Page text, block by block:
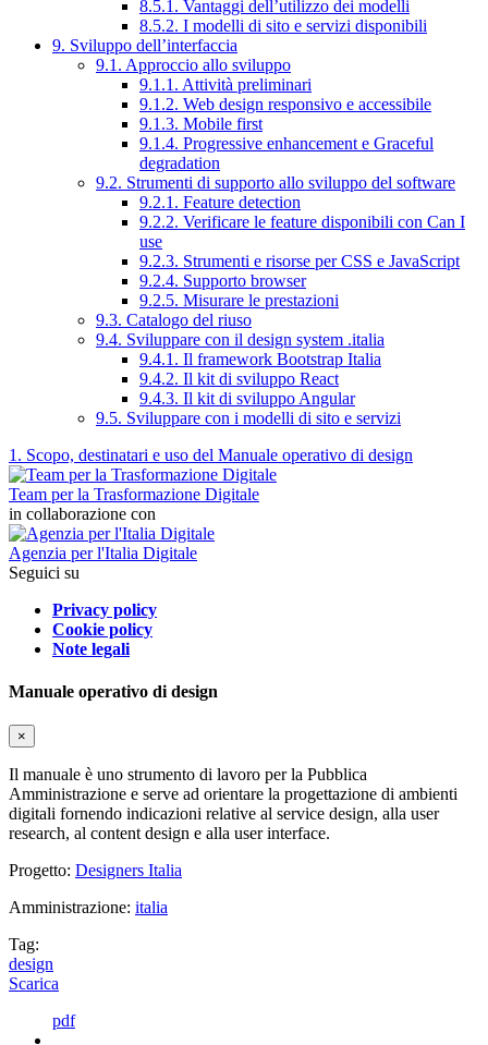
8.5.1. Vantaggi dell’utilizzo dei modelli
8.5.2. I modelli di sito e servizi disponibili
9. Sviluppo dell’interfaccia
9.1. Approccio allo sviluppo
9.1.1. Attività preliminari
9.1.2. Web design responsivo e accessibile
9.1.3. Mobile first
9.1.4. Progressive enhancement e Graceful
degradation
9.2. Strumenti di supporto allo sviluppo del software
9.2.1. Feature detection
9.2.2. Verificare le feature disponibili con Can I
use
9.2.3. Strumenti e risorse per CSS e JavaScript
9.2.4. Supporto browser
9.2.5. Misurare le prestazioni
9.3. Catalogo del riuso
9.4. Sviluppare con il design system .italia
9.4.1. Il framework Bootstrap Italia
9.4.2. Il kit di sviluppo React
9.4.3. Il kit di sviluppo Angular
9.5. Sviluppare con i modelli di sito e servizi
1. Scopo, destinatari e uso del Manuale operativo di design
Team per la Trasformazione Digitale
in collaborazione con
Agenzia per l'Italia Digitale
Seguici su
Privacy policy
Cookie policy
Note legali
Manuale operativo di design
×
Il manuale è uno strumento di lavoro per la Pubblica
Amministrazione e serve ad orientare la progettazione di ambienti
digitali fornendo indicazioni relative al service design, alla user
research, al content design e alla user interface.
Progetto: Designers Italia
Amministrazione: italia
Tag:
design
Scarica
pdf